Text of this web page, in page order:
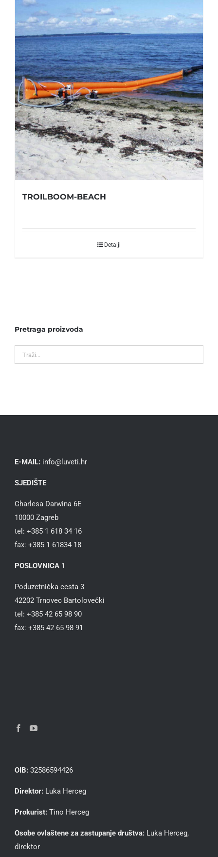
TROILBOOM-BEACH
Detalji
Pretraga proizvoda
E-MAIL: info@luveti.hr
SJEDIŠTE
Charlesa Darwina 6E
10000 Zagreb
tel: +385 1 618 34 16
fax: +385 1 61834 18
POSLOVNICA 1
Poduzetnička cesta 3
42202 Trnovec Bartolovečki
tel: +385 42 65 98 90
fax: +385 42 65 98 91
OIB: 32586594426
Direktor: Luka Herceg
Prokurist: Tino Herceg
Osobe ovlaštene za zastupanje društva: Luka Herceg,
direktor